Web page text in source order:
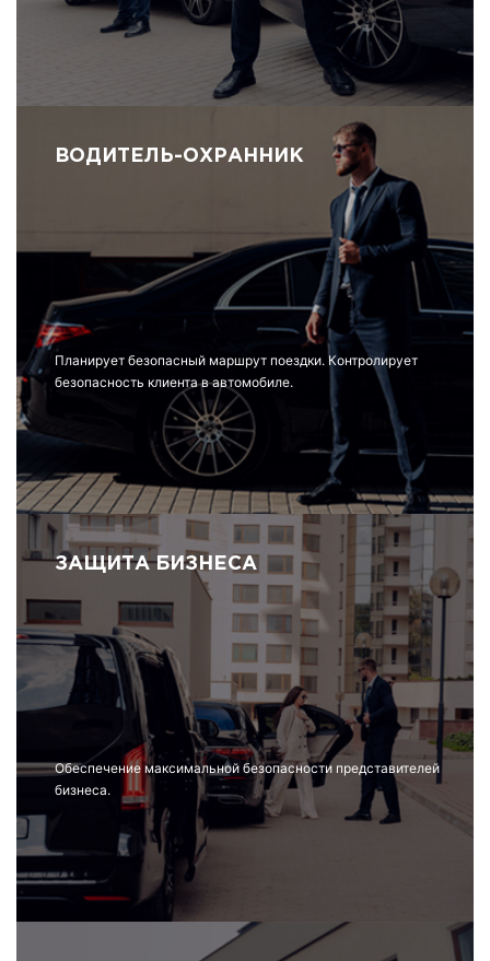
ВОДИТЕЛЬ-ОХРАННИК
Планирует безопасный маршрут поездки. Контролирует
безопасность клиента в автомобиле.
ЗАЩИТА БИЗНЕСА
Обеспечение максимальной безопасности представителей
бизнеса.